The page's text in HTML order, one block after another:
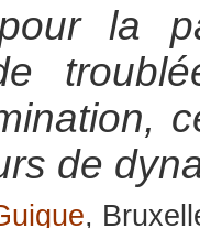
la
de
,